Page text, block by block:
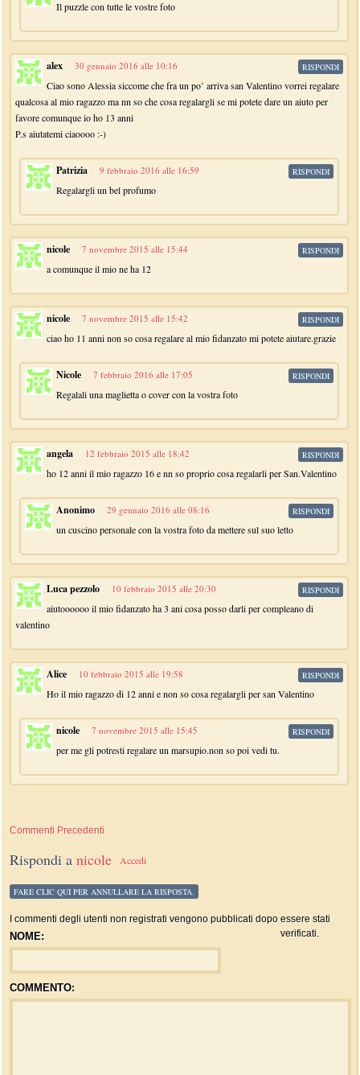
Il puzzle con tutte le vostre foto
alex 30 gennaio 2016 alle 10:16
Ciao sono Alessia siccome che fra un po’ arriva san Valentino vorrei regalare
qualcosa al mio ragazzo ma nn so che cosa regalargli se mi potete dare un aiuto per
favore comunque io ho 13 anni
P.s aiutatemi ciaoooo :-)
RISPONDI
Patrizia 9 febbraio 2016 alle 16:59
Regalargli un bel profumo
RISPONDI
nicole 7 novembre 2015 alle 15:44
a comunque il mio ne ha 12
RISPONDI
nicole 7 novembre 2015 alle 15:42
ciao ho 11 anni non so cosa regalare al mio fidanzato mi potete aiutare.grazie
RISPONDI
Nicole 7 febbraio 2016 alle 17:05
Regalali una maglietta o cover con la vostra foto
RISPONDI
angela 12 febbraio 2015 alle 18:42
ho 12 anni il mio ragazzo 16 e nn so proprio cosa regalarli per San.Valentino
RISPONDI
Anonimo 29 gennaio 2016 alle 08:16
un cuscino personale con la vostra foto da mettere sul suo letto
RISPONDI
Luca pezzolo 10 febbraio 2015 alle 20:30
aiutoooooo il mio fidanzato ha 3 ani cosa posso darli per compleano di
valentino
RISPONDI
Alice 10 febbraio 2015 alle 19:58
Ho il mio ragazzo di 12 anni e non so cosa regalargli per san Valentino
RISPONDI
nicole 7 novembre 2015 alle 15:45
per me gli potresti regalare un marsupio.non so poi vedi tu.
RISPONDI
Commenti Precedenti
Rispondi anicole Accedi
FARE CLIC QUI PER ANNULLARE LA RISPOSTA.
I commenti degli utenti non registrati vengono pubblicati dopo essere stati
verificati.
NOME:
COMMENTO: